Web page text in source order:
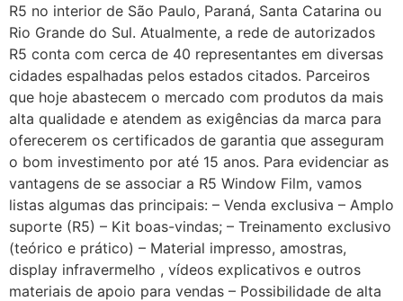
R5 no interior de São Paulo, Paraná, Santa Catarina ou
Rio Grande do Sul. Atualmente, a rede de autorizados
R5 conta com cerca de 40 representantes em diversas
cidades espalhadas pelos estados citados. Parceiros
que hoje abastecem o mercado com produtos da mais
alta qualidade e atendem as exigências da marca para
oferecerem os certificados de garantia que asseguram
o bom investimento por até 15 anos. Para evidenciar as
vantagens de se associar a R5 Window Film, vamos
listas algumas das principais: – Venda exclusiva – Amplo
suporte (R5) – Kit boas-vindas; – Treinamento exclusivo
(teórico e prático) – Material impresso, amostras,
display infravermelho , vídeos explicativos e outros
materiais de apoio para vendas – Possibilidade de alta